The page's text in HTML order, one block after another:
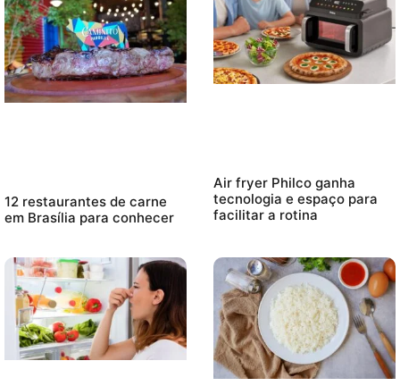
12 restaurantes de carne
em Brasília para conhecer
Air fryer Philco ganha
tecnologia e espaço para
facilitar a rotina